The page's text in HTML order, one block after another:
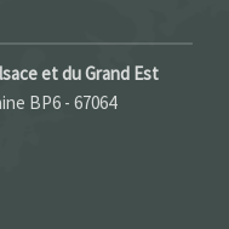
et du Grand Est
BP6 - 67064